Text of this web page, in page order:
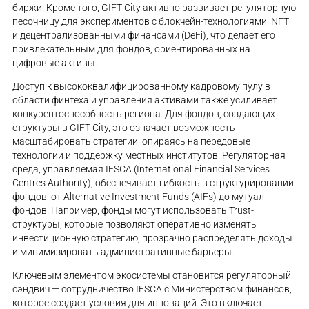
биржи. Кроме того, GIFT City активно развивает регуляторную
песочницу для экспериментов с блокчейн-технологиями, NFT
и децентрализованными финансами (DeFi), что делает его
привлекательным для фондов, ориентированных на
цифровые активы.
Доступ к высококвалифицированному кадровому пулу в
области финтеха и управления активами также усиливает
конкурентоспособность региона. Для фондов, создающих
структуры в GIFT City, это означает возможность
масштабировать стратегии, опираясь на передовые
технологии и поддержку местных институтов. Регуляторная
среда, управляемая IFSCA (International Financial Services
Centres Authority), обеспечивает гибкость в структурировании
фондов: от Alternative Investment Funds (AIFs) до мутуал-
фондов. Например, фонды могут использовать Trust-
структуры, которые позволяют оперативно изменять
инвестиционную стратегию, прозрачно распределять доходы
и минимизировать административные барьеры.
Ключевым элементом экосистемы становится регуляторный
сэндвич — сотрудничество IFSCA с Министерством финансов,
которое создает условия для инноваций. Это включает